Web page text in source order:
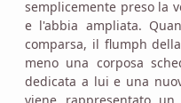
semplicemente preso la
e l'abbia ampliata.
comparsa, il flumph
meno una corposa
dedicata a lui e una